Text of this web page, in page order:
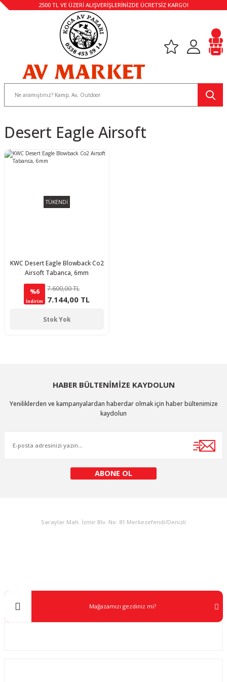
2500 TL VE ÜZERİ ALIŞVERİŞLERİNİZDE ÜCRETSİZ KARGO!
Desert Eagle Airsoft
TÜKENDİ
KWC Desert Eagle Blowback Co2
Airsoft Tabanca, 6mm
%6
İndirim
7.600,00 TL
7.144,00 TL
Stok Yok
HABER BÜLTENİMİZE KAYDOLUN
Yeniliklerden ve kampanyalardan haberdar olmak için haber bültenimize
kaydolun
ABONE OL
Saraylar Mah. İzmir Blv. No: 81 Merkezefendi/Denizli
Mağazamızı gezdiniz mi?